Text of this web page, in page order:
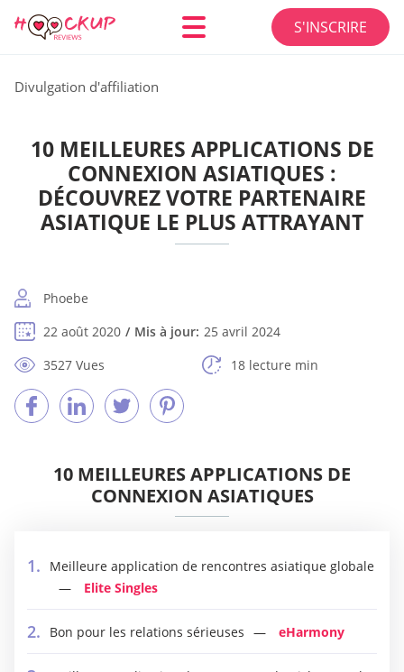
S'INSCRIRE
Divulgation d'affiliation
10 MEILLEURES APPLICATIONS DE
CONNEXION ASIATIQUES :
DÉCOUVREZ VOTRE PARTENAIRE
ASIATIQUE LE PLUS ATTRAYANT
Phoebe
22 août 2020
Mis à jour: 25 avril 2024
3527 Vues
18 lecture min
10 MEILLEURES APPLICATIONS DE
CONNEXION ASIATIQUES
Meilleure application de rencontres asiatique globale
Elite Singles
Bon pour les relations sérieuses eHarmony